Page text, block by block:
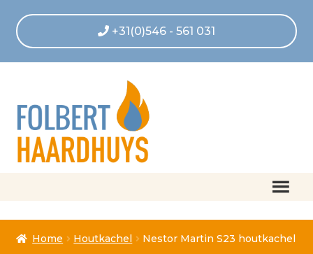
+31(0)546 - 561 031
Afrekenen
Home Houtkachel Nestor Martin S23 houtkachel